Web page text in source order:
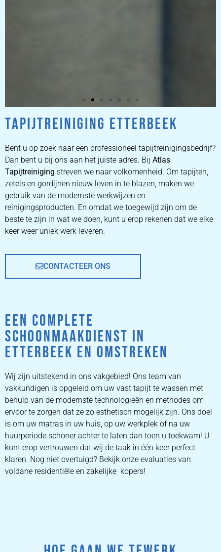
ZETEL
REINIGEN
ZETEL REINIGEN DOOR
PROFESSIONALS
PRIJZEN
TAPIJTREINIGING ETTERBEEK
Bent u op zoek naar een professioneel tapijtreinigingsbedrijf?
Dan bent u bij ons aan het juiste adres. Bij Atlas
Tapijtreiniging streven we naar volkomenheid. Om tapijten,
zetels en gordijnen nieuw leven in te blazen, maken we
gebruik van de modernste werkwijzen en
reinigingsproducten. En omdat we toegewijd zijn om de
beste te zijn in wat we doen, kunt u erop rekenen dat we elke
keer weer uniek werk leveren.
CONTACTEER ONS
EEN COMPLETE
SCHOONMAAKDIENST IN
ETTERBEEK EN OMSTREKEN
Wij zijn uitstekend in ons vakgebied! Ons team van
vakkundigen is opgeleid om uw vast tapijt te wassen met
behulp van de modernste technologieën en methodes om
ervoor te zorgen dat ze zo esthetisch mogelijk zijn. Ons doel
is om uw matras in uw huis, op uw werkplek of na uw
huurperiode schoner achter te laten dan toen u toekwam! U
kunt erop vertrouwen dat wij de taak in één keer perfect
klaren. Nog niet overtuigd? Bekijk onze evaluaties van
voldane residentiële en zakelijke kopers!